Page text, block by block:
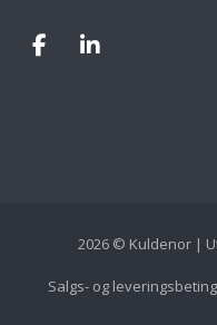
2026 © Kuldenor |
Salgs- og